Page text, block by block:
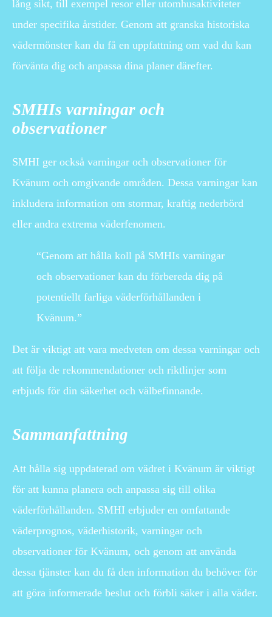
lång sikt, till exempel resor eller utomhusaktiviteter
under specifika årstider. Genom att granska historiska
vädermönster kan du få en uppfattning om vad du kan
förvänta dig och anpassa dina planer därefter.
SMHIs varningar och
observationer
SMHI ger också varningar och observationer för
Kvänum och omgivande områden. Dessa varningar kan
inkludera information om stormar, kraftig nederbörd
eller andra extrema väderfenomen.
“Genom att hålla koll på SMHIs varningar
och observationer kan du förbereda dig på
potentiellt farliga väderförhållanden i
Kvänum.”
Det är viktigt att vara medveten om dessa varningar och
att följa de rekommendationer och riktlinjer som
erbjuds för din säkerhet och välbefinnande.
Sammanfattning
Att hålla sig uppdaterad om vädret i Kvänum är viktigt
för att kunna planera och anpassa sig till olika
väderförhållanden. SMHI erbjuder en omfattande
väderprognos, väderhistorik, varningar och
observationer för Kvänum, och genom att använda
dessa tjänster kan du få den information du behöver för
att göra informerade beslut och förbli säker i alla väder.